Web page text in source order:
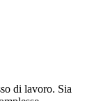
di lavoro. Sia